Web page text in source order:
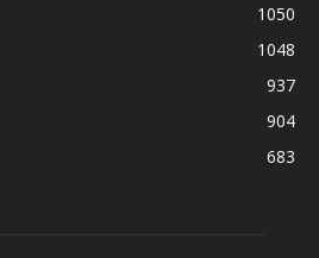
1050
1048
937
904
683